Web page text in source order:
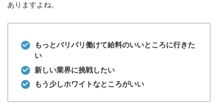
ありますよね。
もっとバリバリ働けて給料のいいところに行きた
い
新しい業界に挑戦したい
もう少しホワイトなところがいい